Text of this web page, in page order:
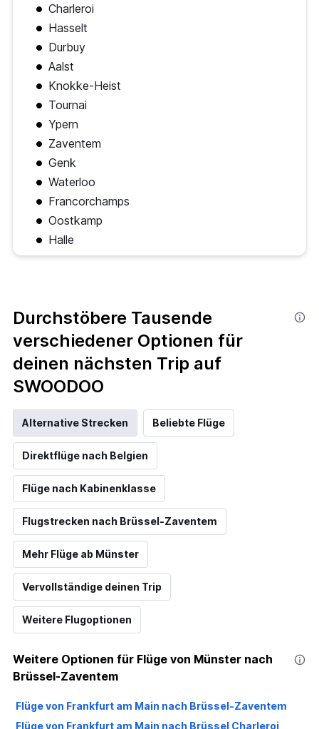
Charleroi
Hasselt
Durbuy
Aalst
Knokke-Heist
Tournai
Ypern
Zaventem
Genk
Waterloo
Francorchamps
Oostkamp
Halle
Durchstöbere Tausende
verschiedener Optionen für
deinen nächsten Trip auf
SWOODOO
Alternative Strecken Beliebte Flüge
Direktflüge nach Belgien
Flüge nach Kabinenklasse
Flugstrecken nach Brüssel-Zaventem
Mehr Flüge ab Münster
Vervollständige deinen Trip
Weitere Flugoptionen
Weitere Optionen für Flüge von Münster nach
Brüssel-Zaventem
Flüge von Frankfurt am Main nach Brüssel-Zaventem
Flüge von Frankfurt am Main nach Brüssel Charleroi